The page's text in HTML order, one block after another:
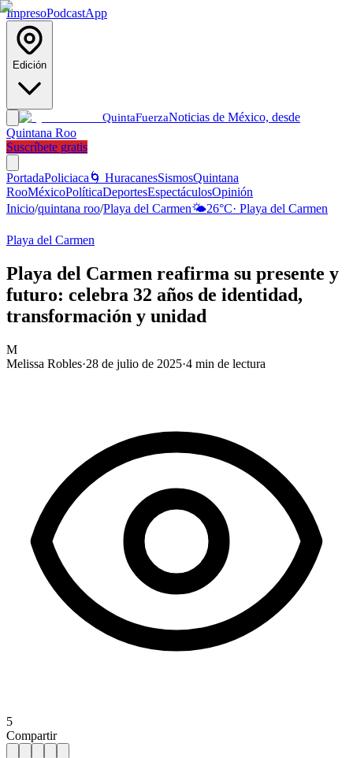
ImpresoPodcastApp
Edición
QuintaFuerzaNoticias de México, desde
Quintana Roo
Suscríbete gratis
PortadaPoliciaca 🌀 HuracanesSismosQuintana
RooMéxicoPolíticaDeportesEspectáculosOpinión
Inicio/quintana roo/Playa del Carmen🌤️26°C· Playa del Carmen
Playa del Carmen
Playa del Carmen reafirma su presente y
futuro: celebra 32 años de identidad,
transformación y unidad
M
Melissa Robles·28 de julio de 2025·4 min de lectura
5
Compartir